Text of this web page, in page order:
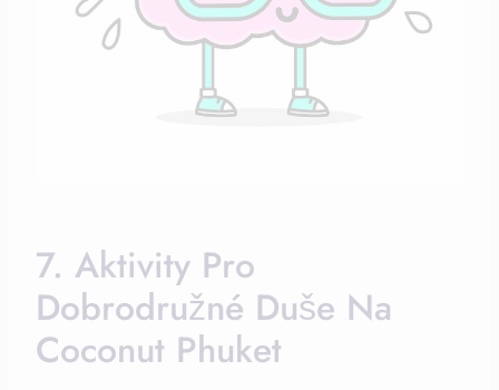
7. Aktivity Pro
Dobrodružné Duše ​na
Coconut Phuket